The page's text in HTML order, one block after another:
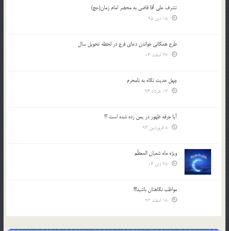
تشرف علي آقا قاضي به محضر امام زمان(عج)
طرح همگانی خواندن دعای فرج در لحظه تحویل سال
چهل حدیث نگاه به نامحرم
آیا جرقه ظهور در یمن زده شده است ؟!
ویژه ماه شعبان المعظّم
مواظب نگاهتان باشید!!!